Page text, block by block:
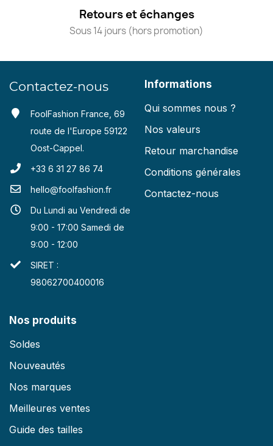
Retours et échanges
Sous 14 jours (hors promotion)
Contactez-nous
FoolFashion France, 69
route de l'Europe 59122
Oost-Cappel.
+33 6 31 27 86 74
hello@foolfashion.fr
Du Lundi au Vendredi de
9:00 - 17:00 Samedi de
9:00 - 12:00
SIRET :
98062700400016
Informations
Qui sommes nous ?
Nos valeurs
Retour marchandise
Conditions générales
Contactez-nous
Nos produits
Soldes
Nouveautés
Nos marques
Meilleures ventes
Guide des tailles